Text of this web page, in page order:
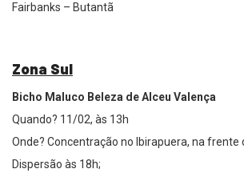
Fairbanks – Butantã
Zona Sul
Bicho Maluco Beleza de Alceu Valença
Quando? 11/02, às 13h
Onde? Concentração no Ibirapuera, na frente
Dispersão às 18h;